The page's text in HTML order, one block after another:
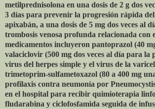
metilprednisolona en una dosis de 2 g dos
3 días para prevenir la progresión rápida
apixabán, a una dosis de 5 mg dos veces al
trombosis venosa profunda relacionada con
medicamentos incluyeron pantoprazol (40
valaciclovir (500 mg dos veces al día para la
virus del herpes simple y el virus de la
trimetoprim-sulfametoxazol (80 a 400 mg
profilaxis contra neumonía por
en el hospital para recibir quimioterapia
fludarabina y ciclofosfamida seguida de